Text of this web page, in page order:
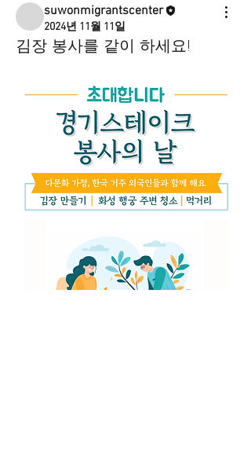
suwonmigrantscenter
2024년 11월 11일
김장 봉사를 같이 하세요!
그룹에 오신 것을 환영합니다. 다른 회원
과의 교류 및 업데이트 수신, 미디어 공
유 등의 활동을 시작하세요.